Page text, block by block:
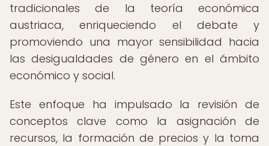
tradicionales de la teoría económica
austriaca, enriqueciendo el debate y
promoviendo una mayor sensibilidad hacia
las desigualdades de género en el ámbito
económico y social.
Este enfoque ha impulsado la revisión de
conceptos clave como la asignación de
recursos, la formación de precios y la toma